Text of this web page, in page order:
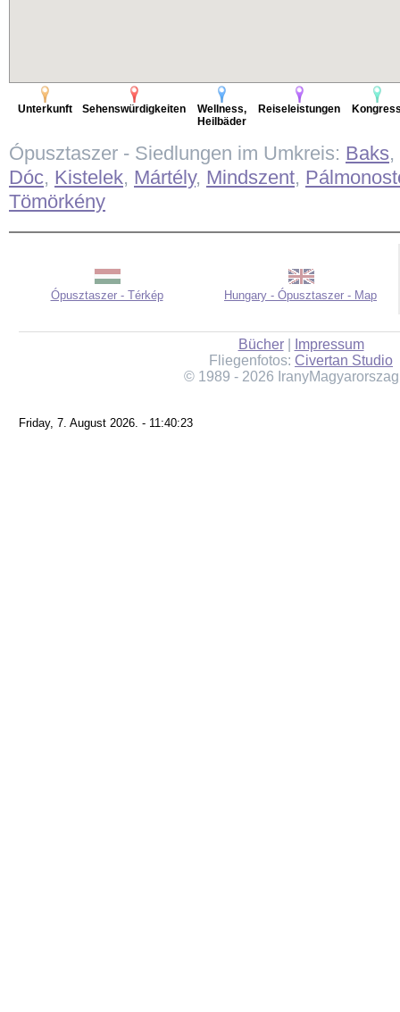
Unterkunft Sehenswürdigkeiten
Wellness,
Heilbäder
Reiseleistungen
Ópusztaszer - Siedlungen im Umkreis: Baks,
Dóc, Kistelek, Mártély, Mindszent,
Tömörkény
Ópusztaszer - Térkép Hungary - Ópusztaszer - Map
Bücher|
Impressum
Fliegenfotos: Civertan Studio
© 1989 - 2026
Friday, 7. August 2026. - 11:40:23